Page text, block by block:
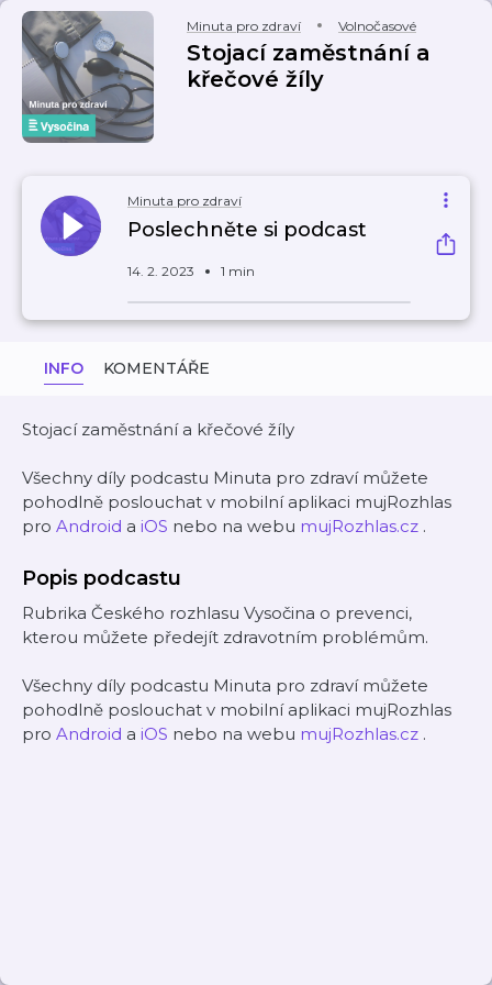
Minuta pro zdraví Volnočasové
Stojací zaměstnání a
křečové žíly
Minuta pro zdraví
Poslechněte si podcast
14. 2. 2023 1 min
INFO KOMENTÁŘE
Stojací zaměstnání a křečové žíly
Všechny díly podcastu Minuta pro zdraví můžete
pohodlně poslouchat v mobilní aplikaci mujRozhlas
pro Android a iOS nebo na webu mujRozhlas.cz .
Popis podcastu
Rubrika Českého rozhlasu Vysočina o prevenci,
kterou můžete předejít zdravotním problémům.
Všechny díly podcastu Minuta pro zdraví můžete
pohodlně poslouchat v mobilní aplikaci mujRozhlas
pro Android a iOS nebo na webu mujRozhlas.cz .